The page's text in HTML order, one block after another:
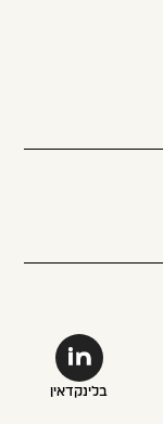
בלינקדאין